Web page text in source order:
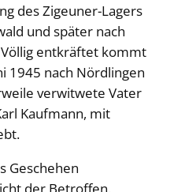
des Zigeuner-Lagers
und später nach
entkräftet kommt
1945 nach Nördlingen
verwitwete Vater
Kaufmann, mit
Geschehen
der Betroffen,